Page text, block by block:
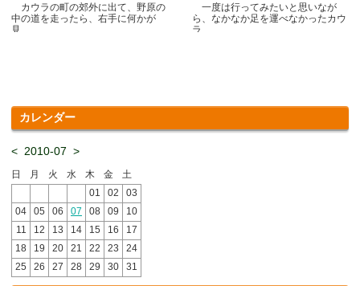
カウラの町の郊外に出て、野原の
中の道を走ったら、右手に何かが
見.....
一度は行ってみたいと思いなが
ら、なかなか足を運べなかったカウ
ラ.....
カレンダー
< 2010-07 >
日 月 火 水 木 金
土
01
02
03
04
05 06 07 08 09
10
11
12 13 14 15 16
17
18
19 20 21 22 23
24
25
26 27 28 29 30 31